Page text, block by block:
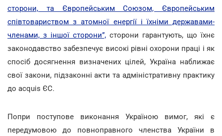
сторони, та Європейським Союзом, Європейським
співтовариством з атомної енергії і їхніми державами-
членами, з іншої сторони”, сторони гарантують, що їхнє
законодавство забезпечує високі рівні охорони праці і як
спосіб досягнення визначених цілей, Україна наближає
свої закони, підзаконні акти та адміністративну практику
до acquis ЄС.
Попри поступове виконання Україною вимог, які є
передумовою до повноправного членства України в